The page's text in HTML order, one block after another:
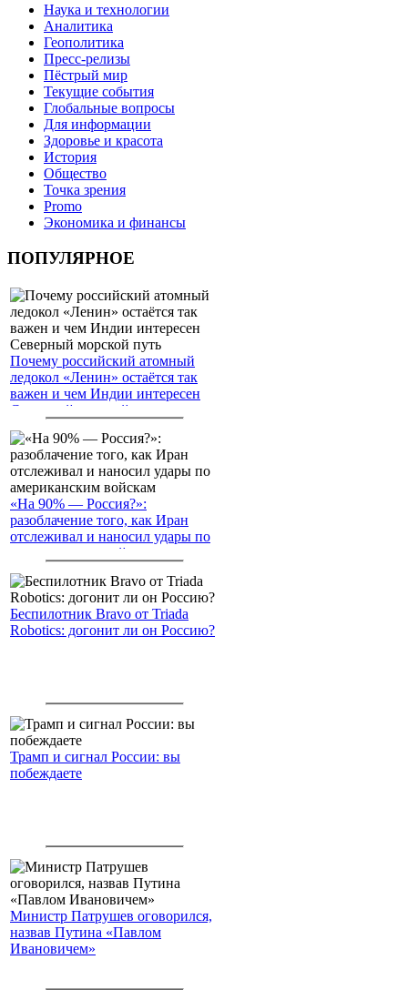
Наука и технологии
Аналитика
Геополитика
Пресс-релизы
Пёстрый мир
Текущие события
Глобальные вопросы
Для информации
Здоровье и красота
История
Общество
Точка зрения
Promo
Экономика и финансы
ПОПУЛЯРНОЕ
Почему российский атомный
ледокол «Ленин» остаётся так
важен и чем Индии интересен
Северный морской путь
«На 90% — Россия?»:
разоблачение того, как Иран
отслеживал и наносил удары по
американским войскам
Беспилотник Bravo от Triada
Robotics: догонит ли он Россию?
Трамп и сигнал России: вы
побеждаете
Министр Патрушев оговорился,
назвав Путина «Павлом
Ивановичем»